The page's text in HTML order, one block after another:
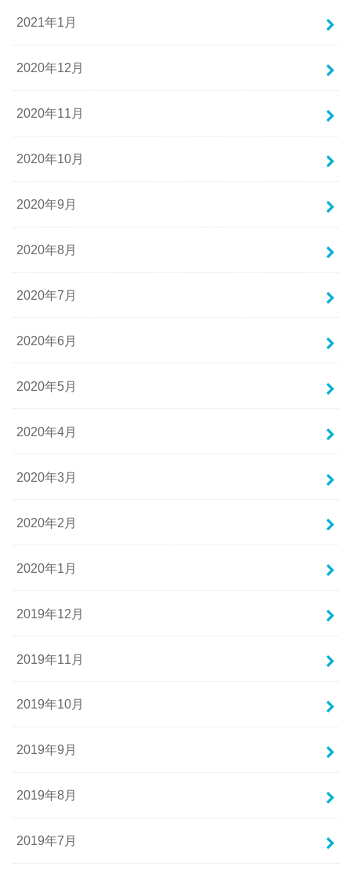
2021年1月
2020年12月
2020年11月
2020年10月
2020年9月
2020年8月
2020年7月
2020年6月
2020年5月
2020年4月
2020年3月
2020年2月
2020年1月
2019年12月
2019年11月
2019年10月
2019年9月
2019年8月
2019年7月